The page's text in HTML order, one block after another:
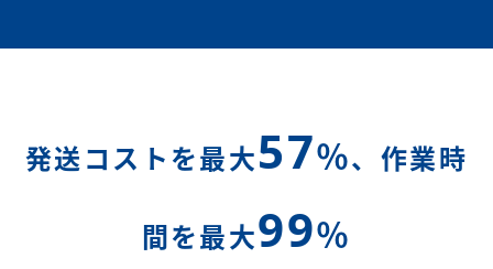
発送コストを最大 57％、作業時
間を最大99％